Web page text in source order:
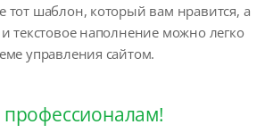
тот шаблон, который вам нравится, а
текстовое наполнение можно легко
управления сайтом.
профессионалам!